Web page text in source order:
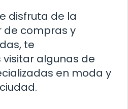
disfruta de la
de compras y
te
algunas de
en moda y